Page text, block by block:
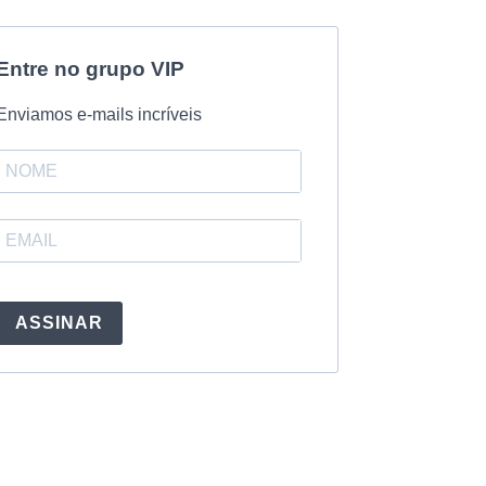
no grupo VIP
e-mails incríveis
ASSINAR